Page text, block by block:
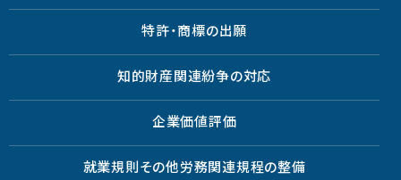
特許・商標の出願
知的財産関連紛争の対応
企業価値評価
就業規則その他労務関連規程の整備